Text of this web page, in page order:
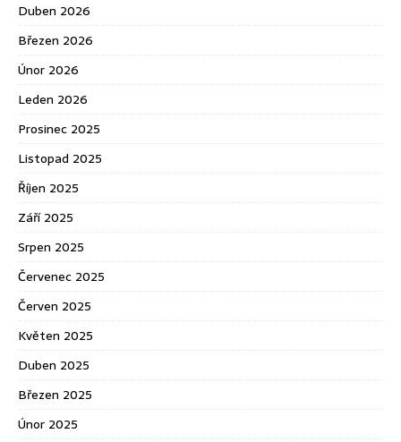
Duben 2026
Březen 2026
Únor 2026
Leden 2026
Prosinec 2025
Listopad 2025
Říjen 2025
Září 2025
Srpen 2025
Červenec 2025
Červen 2025
Květen 2025
Duben 2025
Březen 2025
Únor 2025